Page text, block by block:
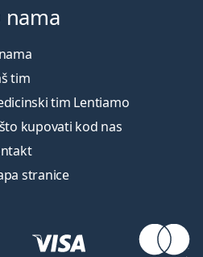
nama
tim
tim Lentiamo
kupovati kod nas
stranice